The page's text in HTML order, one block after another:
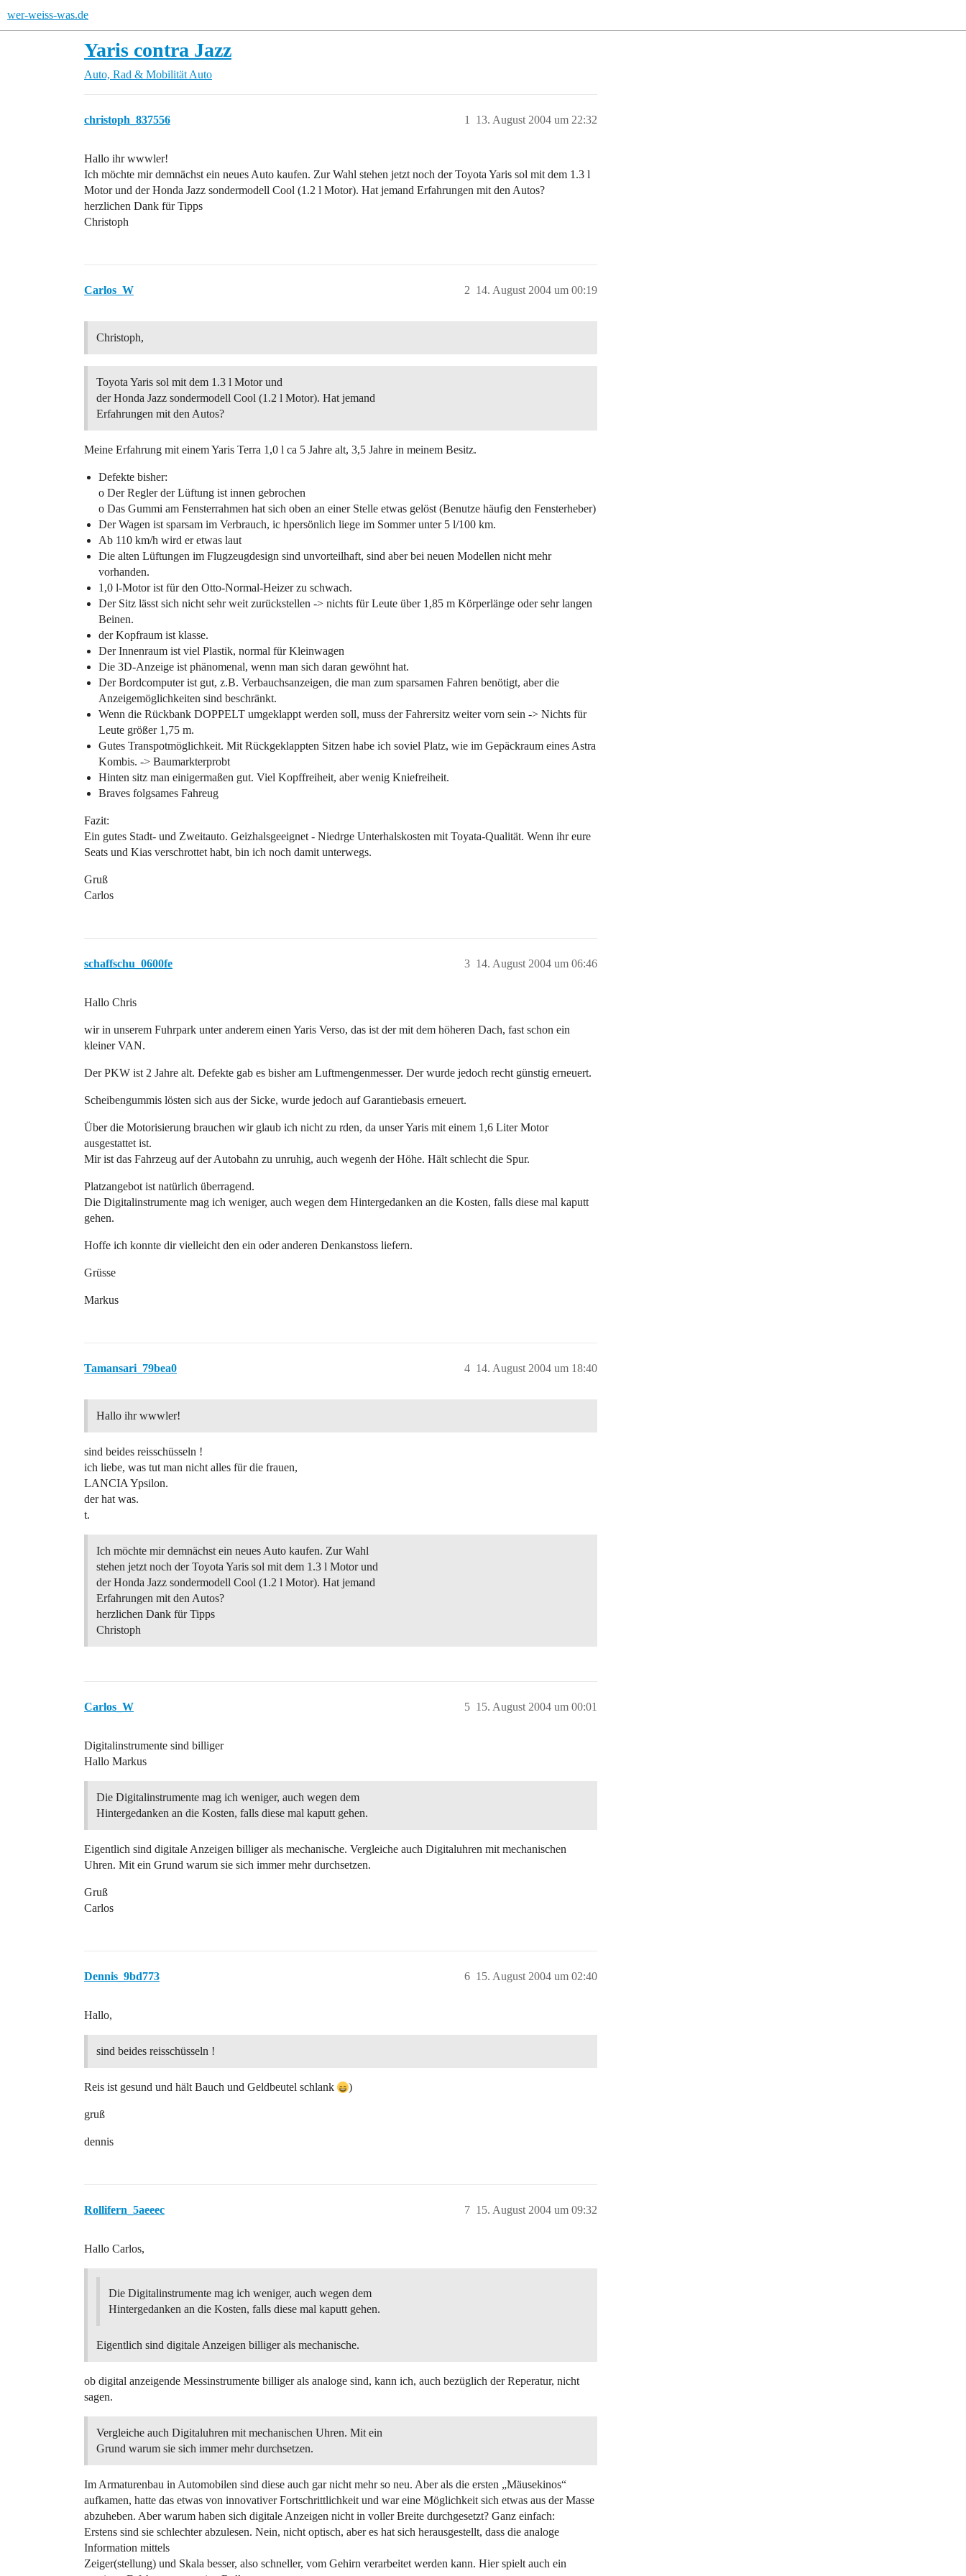
wer-weiss-was.de
Yaris contra Jazz
Auto, Rad & Mobilität Auto
christoph_837556 13. August 2004 um 22:32
1
Hallo ihr wwwler!
Ich möchte mir demnächst ein neues Auto kaufen. Zur Wahl stehen jetzt noch der Toyota Yaris sol mit dem 1.3 l
Motor und der Honda Jazz sondermodell Cool (1.2 l Motor). Hat jemand Erfahrungen mit den Autos?
herzlichen Dank für Tipps
Christoph
Carlos_W 14. August 2004 um 00:19
2
Christoph,
Toyota Yaris sol mit dem 1.3 l Motor und
der Honda Jazz sondermodell Cool (1.2 l Motor). Hat jemand
Erfahrungen mit den Autos?
Meine Erfahrung mit einem Yaris Terra 1,0 l ca 5 Jahre alt, 3,5 Jahre in meinem Besitz.
Defekte bisher:
o Der Regler der Lüftung ist innen gebrochen
o Das Gummi am Fensterrahmen hat sich oben an einer Stelle etwas gelöst (Benutze häufig den Fensterheber)
Der Wagen ist sparsam im Verbrauch, ic hpersönlich liege im Sommer unter 5 l/100 km.
Ab 110 km/h wird er etwas laut
Die alten Lüftungen im Flugzeugdesign sind unvorteilhaft, sind aber bei neuen Modellen nicht mehr
vorhanden.
1,0 l-Motor ist für den Otto-Normal-Heizer zu schwach.
Der Sitz lässt sich nicht sehr weit zurückstellen -> nichts für Leute über 1,85 m Körperlänge oder sehr langen
Beinen.
der Kopfraum ist klasse.
Der Innenraum ist viel Plastik, normal für Kleinwagen
Die 3D-Anzeige ist phänomenal, wenn man sich daran gewöhnt hat.
Der Bordcomputer ist gut, z.B. Verbauchsanzeigen, die man zum sparsamen Fahren benötigt, aber die
Anzeigemöglichkeiten sind beschränkt.
Wenn die Rückbank DOPPELT umgeklappt werden soll, muss der Fahrersitz weiter vorn sein -> Nichts für
Leute größer 1,75 m.
Gutes Transpotmöglichkeit. Mit Rückgeklappten Sitzen habe ich soviel Platz, wie im Gepäckraum eines Astra
Kombis. -> Baumarkterprobt
Hinten sitz man einigermaßen gut. Viel Kopffreiheit, aber wenig Kniefreiheit.
Braves folgsames Fahreug
Fazit:
Ein gutes Stadt- und Zweitauto. Geizhalsgeeignet - Niedrge Unterhalskosten mit Toyata-Qualität. Wenn ihr eure
Seats und Kias verschrottet habt, bin ich noch damit unterwegs.
Gruß
Carlos
schaffschu_0600fe 14. August 2004 um 06:46
3
Hallo Chris
wir in unserem Fuhrpark unter anderem einen Yaris Verso, das ist der mit dem höheren Dach, fast schon ein
kleiner VAN.
Der PKW ist 2 Jahre alt. Defekte gab es bisher am Luftmengenmesser. Der wurde jedoch recht günstig erneuert.
Scheibengummis lösten sich aus der Sicke, wurde jedoch auf Garantiebasis erneuert.
Über die Motorisierung brauchen wir glaub ich nicht zu rden, da unser Yaris mit einem 1,6 Liter Motor
ausgestattet ist.
Mir ist das Fahrzeug auf der Autobahn zu unruhig, auch wegenh der Höhe. Hält schlecht die Spur.
Platzangebot ist natürlich überragend.
Die Digitalinstrumente mag ich weniger, auch wegen dem Hintergedanken an die Kosten, falls diese mal kaputt
gehen.
Hoffe ich konnte dir vielleicht den ein oder anderen Denkanstoss liefern.
Grüsse
Markus
Tamansari_79bea0 14. August 2004 um 18:40
4
Hallo ihr wwwler!
sind beides reisschüsseln !
ich liebe, was tut man nicht alles für die frauen,
LANCIA Ypsilon.
der hat was.
t.
Ich möchte mir demnächst ein neues Auto kaufen. Zur Wahl
stehen jetzt noch der Toyota Yaris sol mit dem 1.3 l Motor und
der Honda Jazz sondermodell Cool (1.2 l Motor). Hat jemand
Erfahrungen mit den Autos?
herzlichen Dank für Tipps
Christoph
Carlos_W 15. August 2004 um 00:01
5
Digitalinstrumente sind billiger
Hallo Markus
Die Digitalinstrumente mag ich weniger, auch wegen dem
Hintergedanken an die Kosten, falls diese mal kaputt gehen.
Eigentlich sind digitale Anzeigen billiger als mechanische. Vergleiche auch Digitaluhren mit mechanischen
Uhren. Mit ein Grund warum sie sich immer mehr durchsetzen.
Gruß
Carlos
Dennis_9bd773 15. August 2004 um 02:40
6
Hallo,
sind beides reisschüsseln !
Reis ist gesund und hält Bauch und Geldbeutel schlank )
gruß
dennis
Rollifern_5aeeec 15. August 2004 um 09:32
7
Hallo Carlos,
Die Digitalinstrumente mag ich weniger, auch wegen dem
Hintergedanken an die Kosten, falls diese mal kaputt gehen.
Eigentlich sind digitale Anzeigen billiger als mechanische.
ob digital anzeigende Messinstrumente billiger als analoge sind, kann ich, auch bezüglich der Reperatur, nicht
sagen.
Vergleiche auch Digitaluhren mit mechanischen Uhren. Mit ein
Grund warum sie sich immer mehr durchsetzen.
Im Armaturenbau in Automobilen sind diese auch gar nicht mehr so neu. Aber als die ersten „Mäusekinos“
aufkamen, hatte das etwas von innovativer Fortschrittlichkeit und war eine Möglichkeit sich etwas aus der Masse
abzuheben. Aber warum haben sich digitale Anzeigen nicht in voller Breite durchgesetzt? Ganz einfach:
Erstens sind sie schlechter abzulesen. Nein, nicht optisch, aber es hat sich herausgestellt, dass die analoge
Information mittels
Zeiger(stellung) und Skala besser, also schneller, vom Gehirn verarbeitet werden kann. Hier spielt auch ein